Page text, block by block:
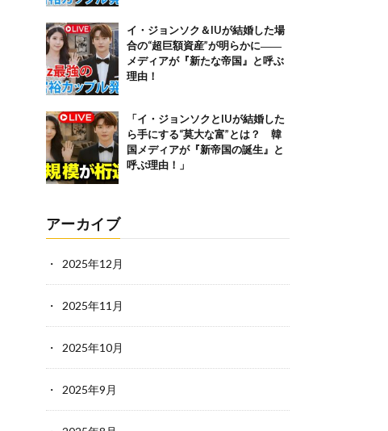
イ・ジョンソク＆IUが結婚した場
合の“超巨額資産”が明らかに――
メディアが『新たな帝国』と呼ぶ
理由！
「イ・ジョンソクとIUが結婚した
ら手にする“莫大な富”とは？ 韓
国メディアが『新帝国の誕生』と
呼ぶ理由！」
アーカイブ
2025年12月
2025年11月
2025年10月
2025年9月